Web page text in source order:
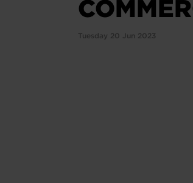
Tuesday 20 Jun 2023